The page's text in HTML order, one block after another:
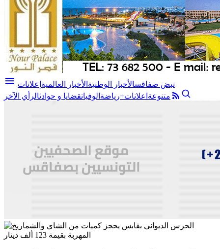
menu نبض صفاقسالأخبار الوطنية الأخبار العالمية إعلانات
متنوعة اعلانات+رياضة الوفياتقضايا و حوادثالرأي الآخر